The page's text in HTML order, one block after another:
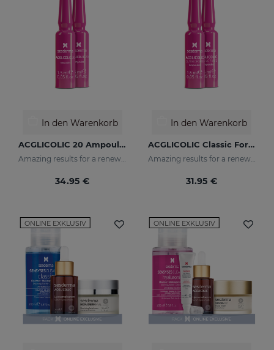
In den Warenkorb
ACGLICOLIC 20 Ampoules
34.95 €
In den Warenkorb
ACGLICOLIC Classic Forte Ampoules
31.95 €
ONLINE EXKLUSIV ONLINE EXKLUSIV